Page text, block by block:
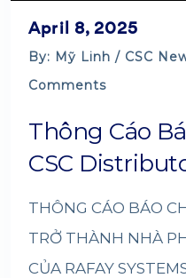
April 8, 2025
By: Mỹ Linh / CSC
Comments
Thông Cáo
CSC
THÔNG CÁO BÁO
TRỞ THÀNH NHÀ
CỦA RAFAY